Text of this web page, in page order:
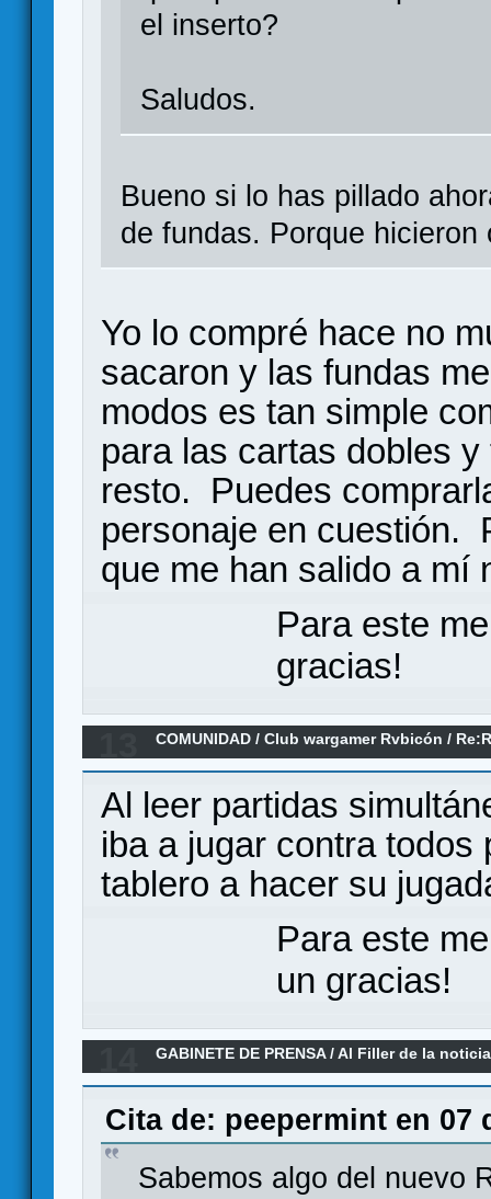
el inserto?
Saludos.
Bueno si lo has pillado
de fundas. Porque hicieron
Yo lo compré hace no
sacaron y las fundas
modos es tan simple
para las cartas dobles
resto. Puedes
personaje en cuestión.
que me han salido a mí
Para este
gracias!
COMUNIDAD /Club wargamer Rvbicón /
Al leer partidas
iba a jugar contra todos
tablero a hacer su
Para este
un gracias!
GABINETE DE PRENSA/Al Filler de la noticia
Cita de: peepermint en 07
Sabemos algo del nuevo